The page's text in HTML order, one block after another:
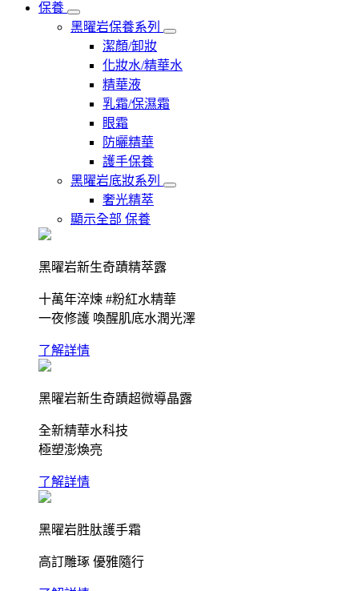
保養
黑曜岩保養系列
潔顏/卸妝
化妝水/精華水
精華液
乳霜/保濕霜
眼霜
防曬精華
護手保養
黑曜岩底妝系列
奢光精萃
顯示全部 保養
黑曜岩新生奇蹟精萃露
十萬年淬煉 #粉紅水精華
一夜修護 喚醒肌底水潤光澤
了解詳情
黑曜岩新生奇蹟超微導晶露
全新精華水科技
極塑澎煥亮
了解詳情
黑曜岩胜肽護手霜
高訂雕琢 優雅隨行